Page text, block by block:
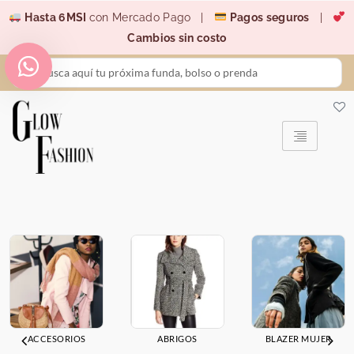
contenido
Hasta 6MSI con Mercado Pago | Pagos seguros
Cambios sin costo
Search
...
ACCESORIOS ABRIGOS BLAZER MUJER